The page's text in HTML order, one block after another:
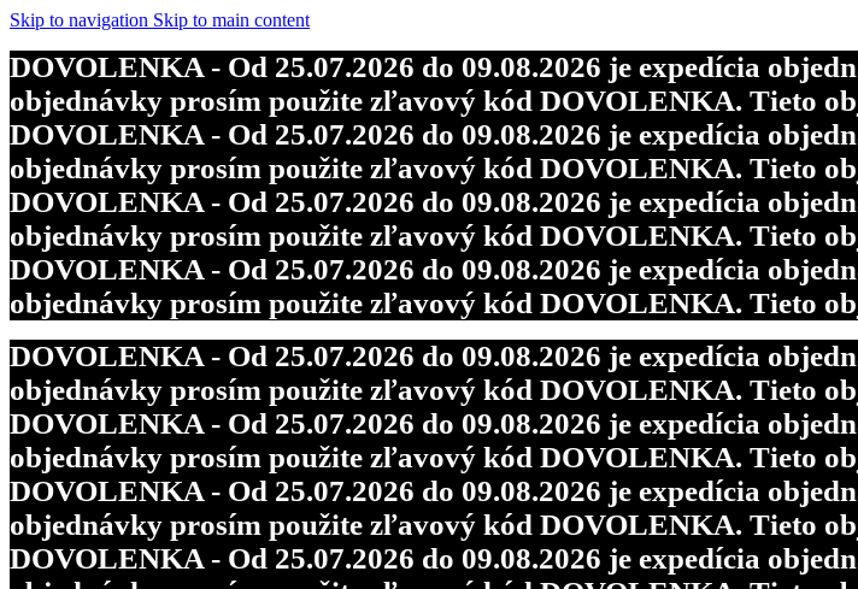
Skip to navigation Skip to main content
DOVOLENKA - Od 25.07.2026 do 09.08.2026 je expedícia
objednávky prosím použite zľavový kód DOVOLENKA. Tieto
DOVOLENKA - Od 25.07.2026 do 09.08.2026 je expedícia
objednávky prosím použite zľavový kód DOVOLENKA. Tieto
DOVOLENKA - Od 25.07.2026 do 09.08.2026 je expedícia
objednávky prosím použite zľavový kód DOVOLENKA. Tieto
DOVOLENKA - Od 25.07.2026 do 09.08.2026 je expedícia
objednávky prosím použite zľavový kód DOVOLENKA. Tieto
DOVOLENKA - Od 25.07.2026 do 09.08.2026 je expedícia
objednávky prosím použite zľavový kód DOVOLENKA. Tieto
DOVOLENKA - Od 25.07.2026 do 09.08.2026 je expedícia
objednávky prosím použite zľavový kód DOVOLENKA. Tieto
DOVOLENKA - Od 25.07.2026 do 09.08.2026 je expedícia
objednávky prosím použite zľavový kód DOVOLENKA. Tieto
DOVOLENKA - Od 25.07.2026 do 09.08.2026 je expedícia